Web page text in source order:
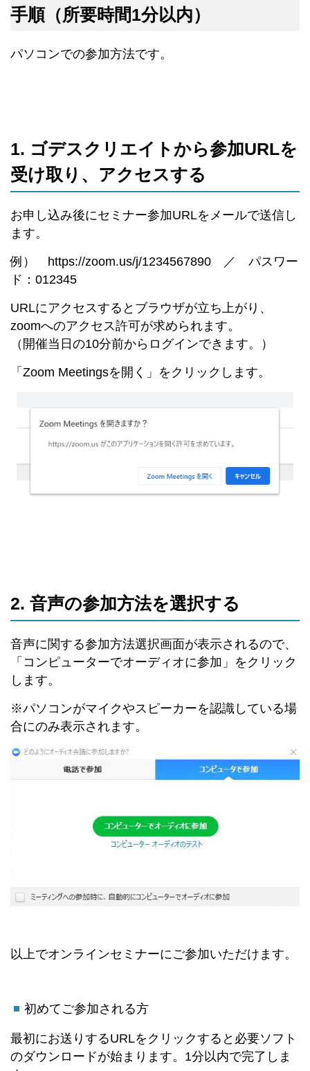
手順（所要時間1分以内）
パソコンでの参加方法です。
1. ゴデスクリエイトから参加URLを
受け取り、アクセスする
お申し込み後にセミナー参加URLをメールで送信し
ます。
例） https://zoom.us/j/1234567890 ／ パスワー
ド：012345
URLにアクセスするとブラウザが立ち上がり、
zoomへのアクセス許可が求められます。
（開催当日の10分前からログインできます。）
「Zoom Meetingsを開く」をクリックします。
2. 音声の参加方法を選択する
音声に関する参加方法選択画面が表示されるので、
「コンピューターでオーディオに参加」をクリック
します。
※パソコンがマイクやスピーカーを認識している場
合にのみ表示されます。
以上でオンラインセミナーにご参加いただけます。
初めてご参加される方
最初にお送りするURLをクリックすると必要ソフト
のダウンロードが始まります。1分以内で完了しま